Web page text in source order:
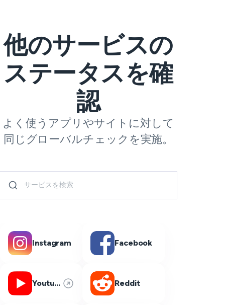
他のサービスの
ステータスを確
認
よく使うアプリやサイトに対して
同じグローバルチェックを実施。
Instagram Facebook
Youtube Reddit